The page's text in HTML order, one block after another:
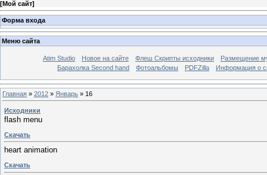
[Мой сайт]
Форма входа
Меню сайта
Atim Studio Новое на сайте Флеш Скрипты исходники
Размещение
Барахолка Second hand
Фотоальбомы PDFZilla Информация о
Главная » 2012 » Январь » 16
Исходники
flash menu
Скачать
heart animation
Скачать